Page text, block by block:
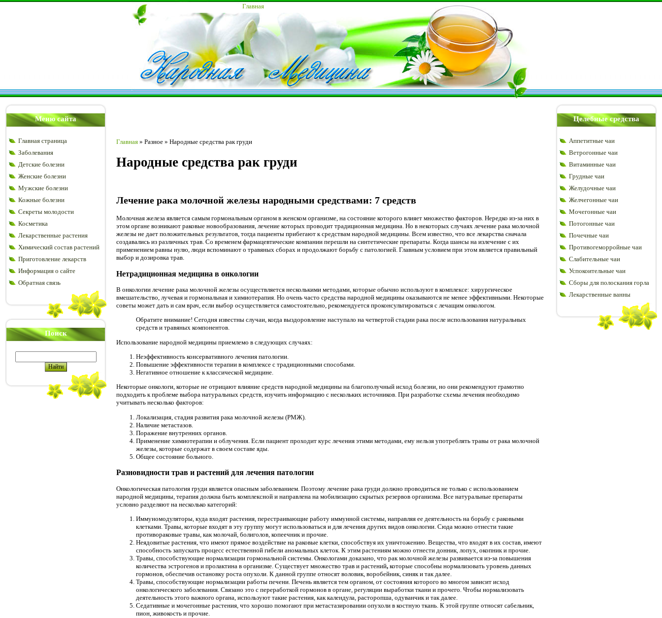
Главная
Меню сайта
Главная страница
Заболевания
Детские болезни
Женские болезни
Мужские болезни
Кожные болезни
Секреты молодости
Косметика
Лекарственные растения
Химический состав растений
Приготовление лекарств
Информация о сайте
Обратная связь
Поиск
Главная » Разное » Народные средства рак груди
Народные средства рак груди
Лечение рака молочной железы народными средствами: 7 средств
Молочная железа является самым гормональным органом в женском организме, на состояние которого влияет множество факторов. Нередко из-за них в
этом органе возникают раковые новообразования, лечение которых проводит традиционная медицина. Но в некоторых случаях лечение рака молочной
железы не дает положительных результатов, тогда пациенты прибегают к средствам народной медицины. Всем известно, что все лекарства сначала
создавались из различных трав. Со временем фармацевтические компании перешли на синтетические препараты. Когда шансы на излечение с их
применением равны нулю, люди вспоминают о травяных сборах и продолжают борьбу с патологией. Главным условием при этом является правильный
выбор и дозировка трав.
Нетрадиционная медицина в онкологии
В онкологии лечение рака молочной железы осуществляется несколькими методами, которые обычно используют в комплексе: хирургическое
вмешательство, лучевая и гормональная и химиотерапия. Но очень часто средства народной медицины оказываются не менее эффективными. Некоторые
советы может дать и сам врач, если выбор осуществляется самостоятельно, рекомендуется проконсультироваться с лечащим онкологом.
Обратите внимание! Сегодня известны случаи, когда выздоровление наступало на четвертой стадии рака после использования натуральных
средств и травяных компонентов.
Использование народной медицины приемлемо в следующих случаях:
Неэффективность консервативного лечения патологии.
Повышение эффективности терапии в комплексе с традиционными способами.
Негативное отношение к классической медицине.
Некоторые онкологи, которые не отрицают влияние средств народной медицины на благополучный исход болезни, но они рекомендуют грамотно
подходить к проблеме выбора натуральных средств, изучить информацию с нескольких источников. При разработке схемы лечения необходимо
учитывать несколько факторов:
Локализация, стадия развития рака молочной железы (РМЖ).
Наличие метастазов.
Поражение внутренних органов.
Применение химиотерапии и облучения. Если пациент проходит курс лечения этими методами, ему нельзя употреблять травы от рака молочной
железы, которые содержат в своем составе яды.
Общее состояние больного.
Разновидности трав и растений для лечения патологии
Онкологическая патология груди является опасным заболеванием. Поэтому лечение рака груди должно проводиться не только с использованием
народной медицины, терапия должна быть комплексной и направлена на мобилизацию скрытых резервов организма. Все натуральные препараты
условно разделяют на несколько категорий:
Иммуномодуляторы, куда входят растения, перестраивающие работу иммунной системы, направляя ее деятельность на борьбу с раковыми
клетками. Травы, которые входят в эту группу могут использоваться и для лечения других видов онкологии. Сюда можно отнести такие
противораковые травы, как молочай, болиголов, копеечник и прочие.
Неядовитые растения, что имеют прямое воздействие на раковые клетки, способствуя их уничтожению. Вещества, что входят в их состав, имеют
способность запускать процесс естественной гибели аномальных клеток. К этим растениям можно отнести донник, лопух, окопник и прочие.
Травы, способствующие нормализации гормональной системы. Онкологами доказано, что рак молочной железы развивается из-за повышения
количества эстрогенов и пролактина в организме. Существует множество трав и растений, которые способны нормализовать уровень данных
гормонов, обеспечив остановку роста опухоли. К данной группе относят воловик, воробейник, синяк и так далее.
Травы, способствующие нормализации работы печени. Печень является тем органом, от состояния которого во многом зависит исход
онкологического заболевания. Связано это с переработкой гормонов в органе, регуляции выработки ткани и прочего. Чтобы нормализовать
деятельность этого важного органа, используют такие растения, как календула, расторопша, одуванчик и так далее.
Седативные и мочегонные растения, что хорошо помогают при метастазировании опухоли в костную ткань. К этой группе относят сабельник,
пион, живокость и прочие.
Целебные средства
Аппетитные чаи
Ветрогонные чаи
Витаминные чаи
Грудные чаи
Желудочные чаи
Желчегонные чаи
Мочегонные чаи
Потогонные чаи
Почечные чаи
Противогеморройные чаи
Слабительные чаи
Успокоительные чаи
Сборы для полоскания горла
Лекарственные ванны